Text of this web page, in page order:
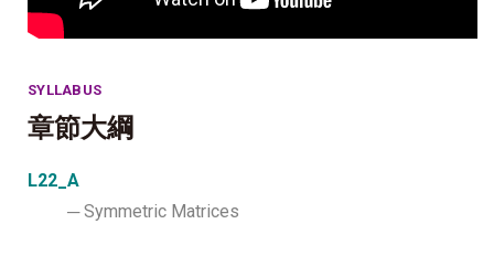
SYLLABUS
章節大綱
L22_A
─ Symmetric Matrices